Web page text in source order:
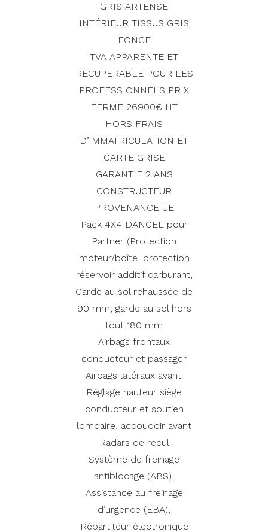
GRIS ARTENSE
INTÉRIEUR TISSUS GRIS
FONCE
TVA APPARENTE ET
RECUPERABLE POUR LES
PROFESSIONNELS PRIX
FERME 26900€ HT
HORS FRAIS
D’IMMATRICULATION ET
CARTE GRISE
GARANTIE 2 ANS
CONSTRUCTEUR
PROVENANCE UE
Pack 4X4 DANGEL pour
Partner (Protection
moteur/boîte, protection
réservoir additif carburant,
Garde au sol rehaussée de
90 mm, garde au sol hors
tout 180 mm
Airbags frontaux
conducteur et passager
Airbags latéraux avant.
Réglage hauteur siège
conducteur et soutien
lombaire, accoudoir avant
Radars de recul
Système de freinage
antiblocage (ABS),
Assistance au freinage
d’urgence (EBA),
Répartiteur électronique